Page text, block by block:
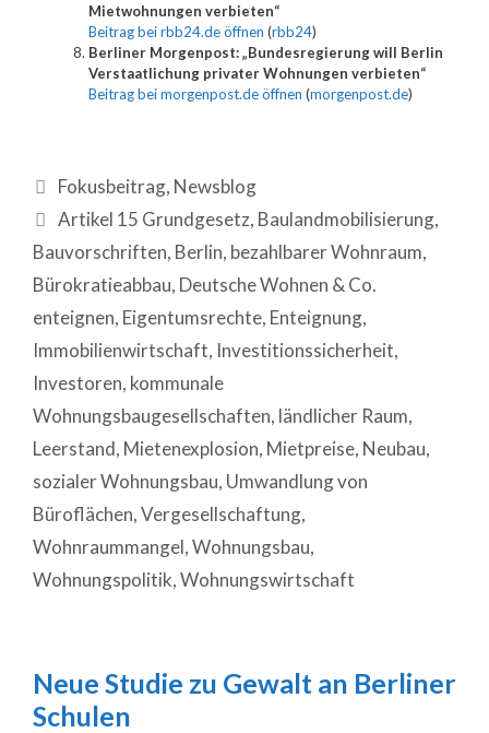
Mietwohnungen verbieten“
Beitrag bei rbb24.de öffnen (rbb24)
Berliner Morgenpost: „Bundesregierung will Berlin
Verstaatlichung privater Wohnungen verbieten“
Beitrag bei morgenpost.de öffnen (morgenpost.de)
Fokusbeitrag, Newsblog
Artikel 15 Grundgesetz, Baulandmobilisierung,
Bauvorschriften, Berlin, bezahlbarer Wohnraum,
Bürokratieabbau, Deutsche Wohnen & Co.
enteignen, Eigentumsrechte, Enteignung,
Immobilienwirtschaft, Investitionssicherheit,
Investoren, kommunale
Wohnungsbaugesellschaften, ländlicher Raum,
Leerstand, Mietenexplosion, Mietpreise, Neubau,
sozialer Wohnungsbau, Umwandlung von
Büroflächen,Vergesellschaftung,
Wohnraummangel,Wohnungsbau,
Wohnungspolitik,Wohnungswirtschaft
Neue Studie zu Gewalt an Berliner
Schulen